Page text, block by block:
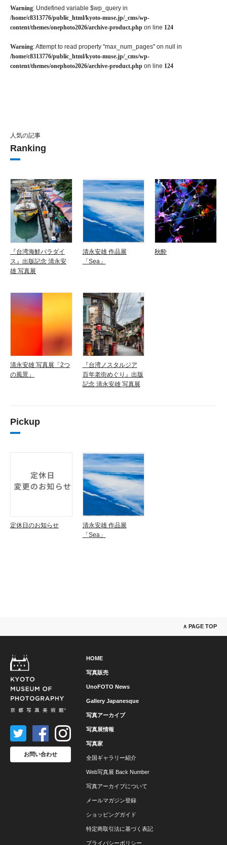
Warning: Undefined variable $wp_query in
/home/c8313776/public_html/kyoto-muse.jp/_cms/wp-
content/themes/onephoto2026/archive-product.php on line 124
Warning: Attempt to read property "max_num_pages" on null in
/home/c8313776/public_html/kyoto-muse.jp/_cms/wp-
content/themes/onephoto2026/archive-product.php on line 124
人気の記事
Ranking
『台湾海鮮パラダイ
ス』出版記念 清永安
雄 写真展
清永安雄 作品展
「Sea」
秋酔
清永安雄 写真展「2つ
の風景」
『台湾ノスタルジア
百年老街めぐり』出版
記念 清永安雄 写真展
Pickup
定休日のお知らせ
清永安雄 作品展
「Sea」
∧ PAGE TOP
HOME
写真販売
UnoFOTO News
Gallery Japanesque
写真アーカイブ
写真展情報
写真家
全国ギャラリー紹介
Web写真展 Back Number
写真アーカイブについて
メールマガジン登録
ショッピングガイド
特定商取引法に基づく表記
プライバシーポリシー
お問い合わせ